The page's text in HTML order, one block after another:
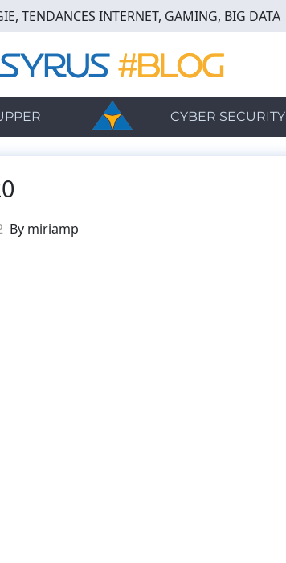
TENDANCES INTERNET, GAMING, BIG DATA
CYBER SECURITY
By miriamp